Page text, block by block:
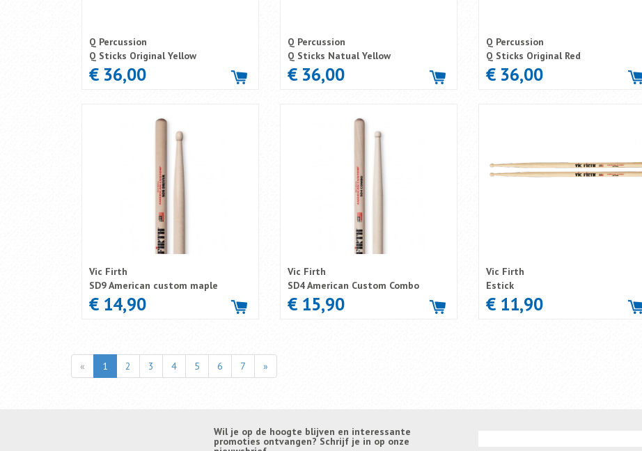
Q Percussion
Q Sticks Original Yellow
€ 36,00
Q Percussion
Q Sticks Natual Yellow
€ 36,00
Q Percussion
Q Sticks Original Red
€ 36,00
Vic Firth
SD9 American custom maple
€ 14,90
Vic Firth
SD4 American Custom Combo
€ 15,90
Vic Firth
Estick
€ 11,90
« 1 2 3 4 5 6 7 »
Wil je op de hoogte blijven en interessante
promoties ontvangen? Schrijf je in op onze